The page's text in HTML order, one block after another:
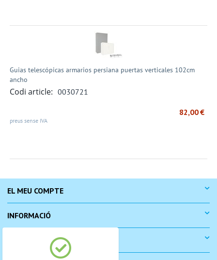
Guias telescópicas armarios persiana puertas verticales 102cm
ancho
Codi article: 0030721
82,00€
preus sense IVA
EL MEU COMPTE
INFORMACIÓ
COM COMPRAR